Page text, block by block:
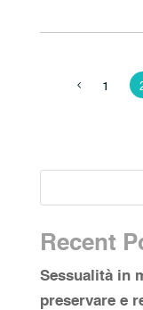
1
Recent
Sessualità in
preservare e